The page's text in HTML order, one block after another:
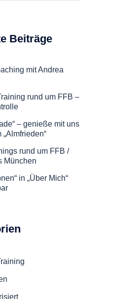
Beiträge
mit Andrea
rund um FFB –
– genieße mit uns
rund um FFB /
München
in „Über Mich“